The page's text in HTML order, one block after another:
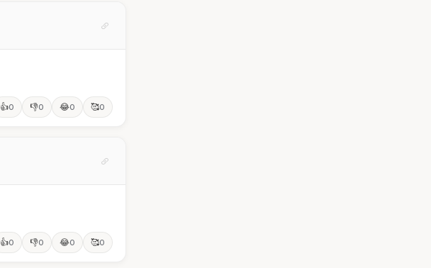
👍0 👎0 😂0 🥰0
👍0 👎0 😂0 🥰0